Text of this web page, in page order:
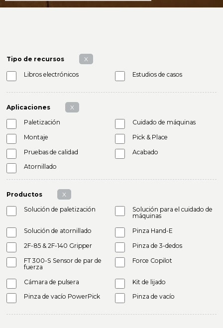
Tipo de recursos X
Libros electrónicos Estudios de casos
Aplicaciones X
Paletización
Cuidado de máquinas
Montaje
Pick & Place
Pruebas de calidad
Acabado
Atornillado
Productos X
Solución de paletización
Solución para el cuidado de
máquinas
Solución de atornillado
Pinza Hand-E
2F-85 & 2F-140 Gripper
Pinza de 3-dedos
FT 300-S Sensor de par de
fuerza
Force Copilot
Cámara de pulsera
Kit de lijado
Pinza de vacío PowerPick
Pinza de vacío